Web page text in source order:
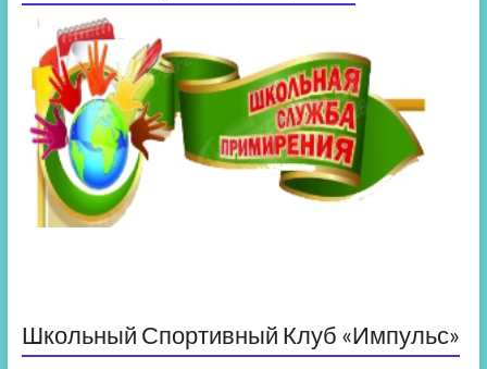
Школьный Спортивный Клуб «Импульс»